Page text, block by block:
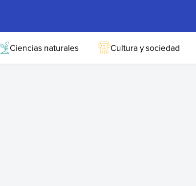
Ciencias naturales Cultura y sociedad